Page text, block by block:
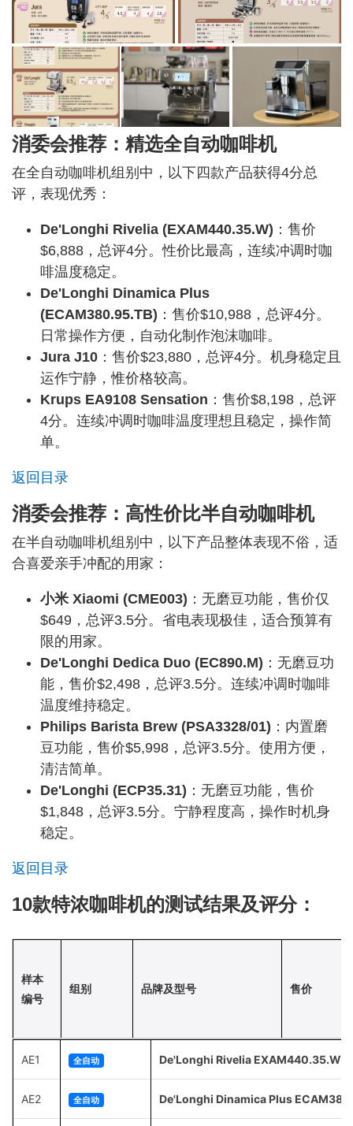
消委会推荐：精选全自动咖啡机
在全自动咖啡机组别中，以下四款产品获得4分总
评，表现优秀：
De'Longhi Rivelia (EXAM440.35.W) ：售价
$6,888，总评4分。性价比最高，连续冲调时咖
啡温度稳定。
De'Longhi Dinamica Plus
(ECAM380.95.TB) ：售价$10,988，总评4分。
日常操作方便，自动化制作泡沫咖啡。
Jura J10 ：售价$23,880，总评4分。机身稳定且
运作宁静，惟价格较高。
Krups EA9108 Sensation ：售价$8,198，总评
4分。连续冲调时咖啡温度理想且稳定，操作简
单。
返回目录
消委会推荐：高性价比半自动咖啡机
在半自动咖啡机组别中，以下产品整体表现不俗，适
合喜爱亲手冲配的用家：
小米 Xiaomi (CME003) ：无磨豆功能，售价仅
$649，总评3.5分。省电表现极佳，适合预算有
限的用家。
De'Longhi Dedica Duo (EC890.M) ：无磨豆功
能，售价$2,498，总评3.5分。连续冲调时咖啡
温度维持稳定。
Philips Barista Brew (PSA3328/01) ：内置磨
豆功能，售价$5,998，总评3.5分。使用方便，
清洁简单。
De'Longhi (ECP35.31) ：无磨豆功能，售价
$1,848，总评3.5分。宁静程度高，操作时机身
稳定。
返回目录
10款特浓咖啡机的测试结果及评分：
样本
编号
组别 品牌及型号 售价
AE1 全自动 De'Longhi Rivelia EXAM440.35.W
AE2 全自动 De'Longhi Dinamica Plus